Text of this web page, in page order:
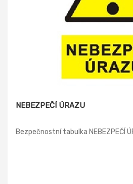
NEBEZPEČÍ ÚRAZU
Bezpečnostní tabulka NEBEZPEČÍ